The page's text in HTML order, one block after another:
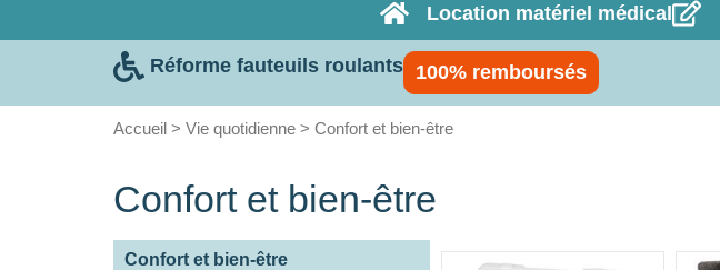
Location matériel médical
Réforme fauteuils roulants 100% remboursés
Accueil > Vie quotidienne > Confort et bien-être
Confort et bien-être
Confort et bien-être